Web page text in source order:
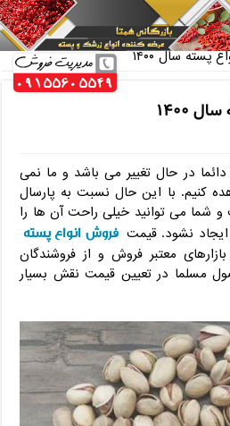
صادراتی
سال ۱۴۰۰
۱۴۰۰
قیمت انواع پسته سال ۱۴۰۰ دائما در حال تغییر می باشد و ما نمی
کنیم. با این حال نسبت به پارسال
شما می توانید خیلی راحت آن ها را
نشود. قیمت فروش انواع پسته
در بازارهای معتبر فروش و از فروشندگان
مسلما در تعیین قیمت نقش بسیار